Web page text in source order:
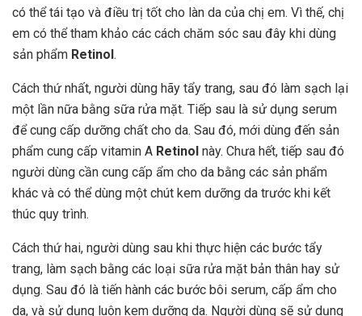
có thể tái tạo và điều trị tốt cho làn da của chị em. Vì thế, chị
em có thể tham khảo các cách chăm sóc sau đây khi dùng
sản phẩm Retinol.
Cách thứ nhất, người dùng hãy tẩy trang, sau đó làm sạch lại
một lần nữa bằng sữa rửa mặt. Tiếp sau là sử dụng serum
để cung cấp dưỡng chất cho da. Sau đó, mới dùng đến sản
phẩm cung cấp vitamin A Retinol này. Chưa hết, tiếp sau đó
người dùng cần cung cấp ẩm cho da bằng các sản phẩm
khác và có thể dùng một chút kem dưỡng da trước khi kết
thúc quy trình.
Cách thứ hai, người dùng sau khi thực hiện các bước tẩy
trang, làm sạch bằng các loại sữa rửa mặt bản thân hay sử
dụng. Sau đó là tiến hành các bước bôi serum, cấp ẩm cho
da, và sử dụng luôn kem dưỡng da. Người dùng sẽ sử dụng